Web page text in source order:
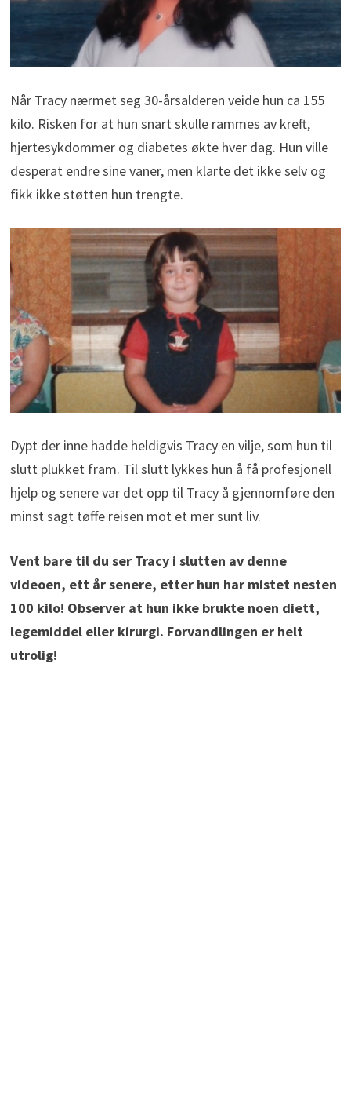
Når Tracy nærmet seg 30-årsalderen veide hun ca 155
kilo. Risken for at hun snart skulle rammes av kreft,
hjertesykdommer og diabetes økte hver dag. Hun ville
desperat endre sine vaner, men klarte det ikke selv og
fikk ikke støtten hun trengte.
Dypt der inne hadde heldigvis Tracy en vilje, som hun til
slutt plukket fram. Til slutt lykkes hun å få profesjonell
hjelp og senere var det opp til Tracy å gjennomføre den
minst sagt tøffe reisen mot et mer sunt liv.
Vent bare til du ser Tracy i slutten av denne
videoen, ett år senere, etter hun har mistet nesten
100 kilo! Observer at hun ikke brukte noen diett,
legemiddel eller kirurgi. Forvandlingen er helt
utrolig!